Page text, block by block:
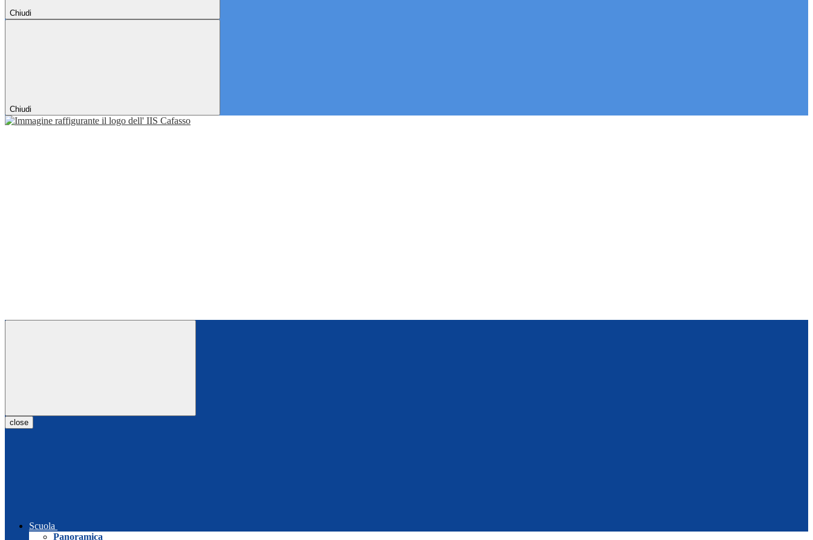
Chiudi
Chiudi
close
Scuola
Panoramica